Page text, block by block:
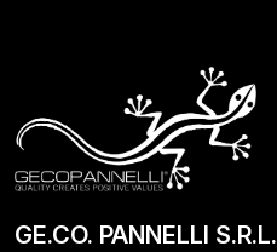
GE.CO. PANNELLI S.R.L.